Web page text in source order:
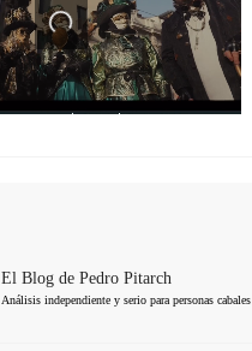
El Blog de Pedro Pitarch
Análisis independiente y serio para personas cabales